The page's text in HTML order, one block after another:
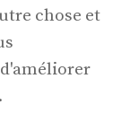
chose et